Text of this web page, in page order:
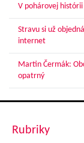
V pohárovej
Stravu si už
internet
Martin Čermák:
opatrný
Rubriky